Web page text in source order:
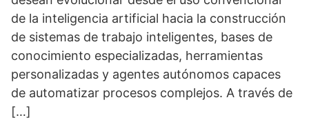
de la inteligencia artificial hacia la construcción
de sistemas de trabajo inteligentes, bases de
conocimiento especializadas, herramientas
personalizadas y agentes autónomos capaces
de automatizar procesos complejos. A través de
[…]